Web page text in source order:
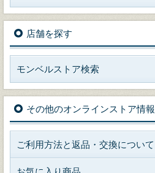
店舗を探す
モンベルストア検索
その他のオンラインストア情報
ご利用方法と返品・交換について